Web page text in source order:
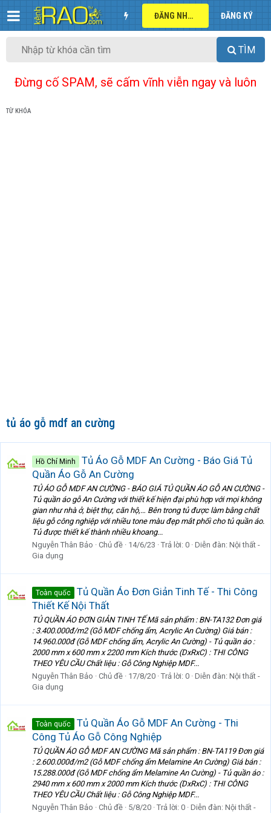
ĐĂNG NHẬP ĐĂNG KÝ
TÌM
Đừng cố SPAM, sẽ cấm vĩnh viễn ngay và luôn
TỪ KHÓA
tủ áo gỗ mdf an cường
Hồ Chí Minh
Tủ Áo Gỗ MDF An Cường - Báo Giá Tủ
Quần Áo Gỗ An Cường
TỦ ÁO GỖ MDF AN CƯỜNG - BÁO GIÁ TỦ QUẦN ÁO GỖ AN CƯỜNG -
Tủ quần áo gỗ An Cường với thiết kế hiện đại phù hợp với mọi không
gian như nhà ở, biệt thự, căn hộ,… Bên trong tủ được làm bằng chất
liệu gỗ công nghiệp với nhiều tone màu đẹp mắt phối cho tủ quần áo.
Tủ được thiết kế thành nhiều khoang...
Nguyễn Thân Bảo
Chủ đề 14/6/23 Trả lời: 0 Diễn đàn: Nội thất -
Gia dụng
Toàn quốc
Tủ Quần Áo Đơn Giản Tinh Tế - Thi Công
Thiết Kế Nội Thất
TỦ QUẦN ÁO ĐƠN GIẢN TINH TẾ Mã sản phẩm : BN-TA132 Đơn giá
: 3.400.000đ/m2 (Gỗ MDF chống ẩm, Acrylic An Cường) Giá bán :
14.960.000đ (Gỗ MDF chống ẩm, Acrylic An Cường) - Tủ quần áo :
2000 mm x 600 mm x 2200 mm Kích thước (DxRxC) : THI CÔNG
THEO YÊU CẦU Chất liệu : Gỗ Công Nghiệp MDF...
Nguyễn Thân Bảo
Chủ đề 17/8/20 Trả lời: 0 Diễn đàn: Nội thất -
Gia dụng
Toàn quốc
Tủ Quần Áo Gỗ MDF An Cường - Thi
Công Tủ Áo Gỗ Công Nghiệp
TỦ QUẦN ÁO GỖ MDF AN CƯỜNG Mã sản phẩm : BN-TA119 Đơn giá
: 2.600.000đ/m2 (Gỗ MDF chống ẩm Melamine An Cường) Giá bán :
15.288.000đ (Gỗ MDF chống ẩm Melamine An Cường) - Tủ quần áo :
2940 mm x 600 mm x 2000 mm Kích thước (DxRxC) : THI CÔNG
THEO YÊU CẦU Chất liệu : Gỗ Công Nghiệp MDF...
Nguyễn Thân Bảo
Chủ đề 5/8/20 Trả lời: 0 Diễn đàn: Nội thất -